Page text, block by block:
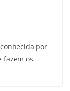
por
fazem os